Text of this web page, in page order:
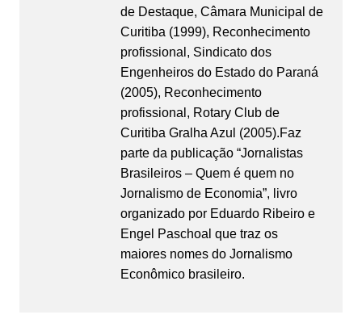
de Destaque, Câmara Municipal de
Curitiba (1999), Reconhecimento
profissional, Sindicato dos
Engenheiros do Estado do Paraná
(2005), Reconhecimento
profissional, Rotary Club de
Curitiba Gralha Azul (2005).Faz
parte da publicação “Jornalistas
Brasileiros – Quem é quem no
Jornalismo de Economia”, livro
organizado por Eduardo Ribeiro e
Engel Paschoal que traz os
maiores nomes do Jornalismo
Econômico brasileiro.